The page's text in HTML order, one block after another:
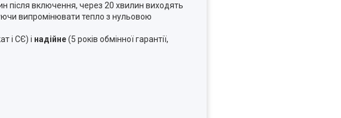
після включення, через 20 хвилин виходять
випромінювати тепло з нульовою
і СЄ) і надійне(5 років обмінної гарантії,